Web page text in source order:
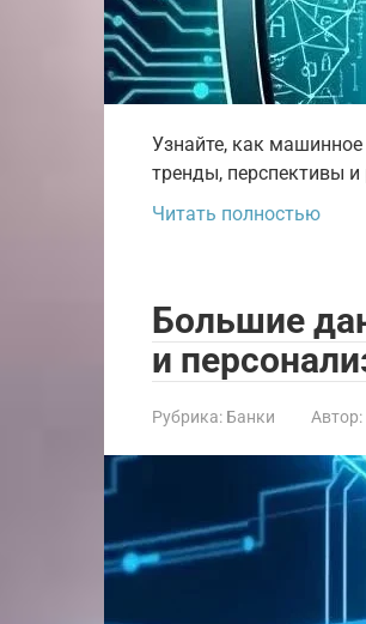
Узнайте, как
тренды, перспективы
Читать полностью
Большие
и
Рубрика: Банки Автор: